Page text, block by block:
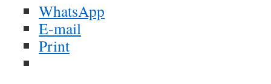
WhatsApp
E-mail
Print